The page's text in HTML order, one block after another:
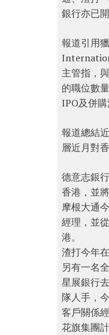
銀行亦已
報道引用
主管指，
的職位數
IPO及併購
報道總結
層近月對
德意志銀
香港，並
摩根大通
經理，並
港。
渣打今年
另有一名
星展銀行
隊人手，
客戶關係
花旗集團